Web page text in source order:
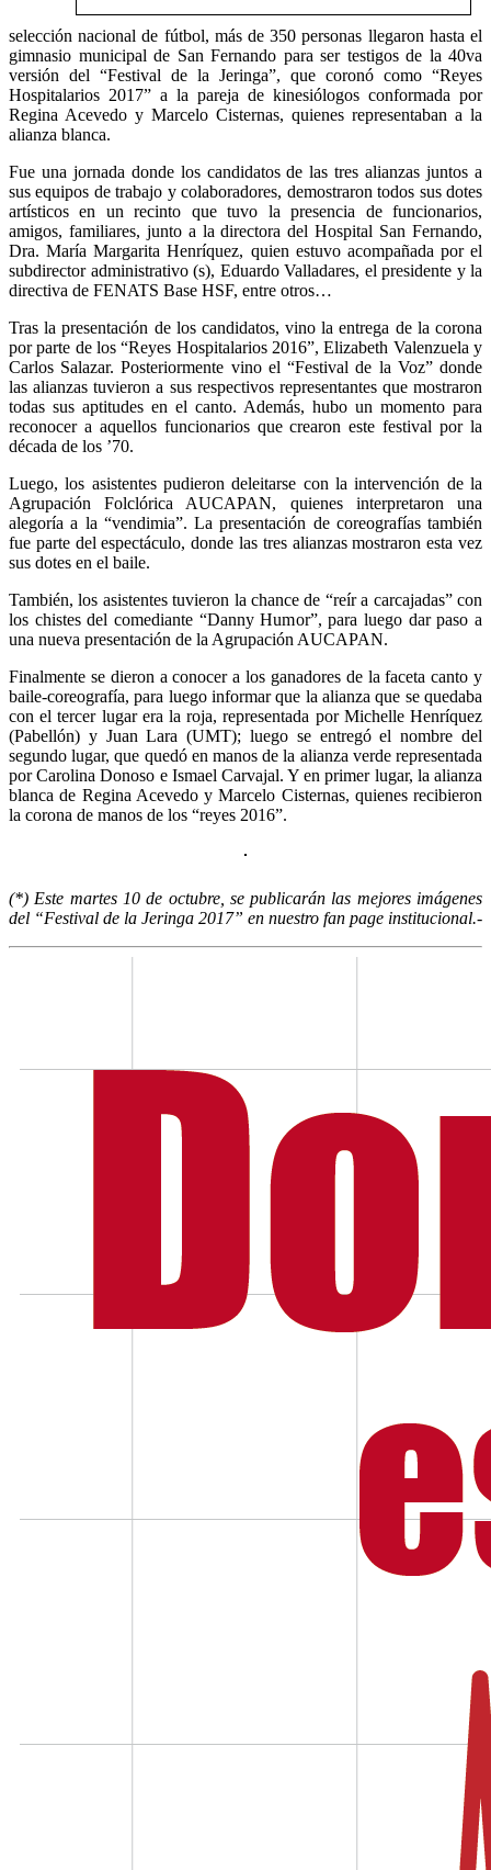
selección nacional de fútbol, más de 350 personas llegaron hasta el
gimnasio municipal de San Fernando para ser testigos de la 40va
versión del “Festival de la Jeringa”, que coronó como “Reyes
Hospitalarios 2017” a la pareja de kinesiólogos conformada por
Regina Acevedo y Marcelo Cisternas, quienes representaban a la
alianza blanca.
Fue una jornada donde los candidatos de las tres alianzas juntos a
sus equipos de trabajo y colaboradores, demostraron todos sus dotes
artísticos en un recinto que tuvo la presencia de funcionarios,
amigos, familiares, junto a la directora del Hospital San Fernando,
Dra. María Margarita Henríquez, quien estuvo acompañada por el
subdirector administrativo (s), Eduardo Valladares, el presidente y la
directiva de FENATS Base HSF, entre otros…
Tras la presentación de los candidatos, vino la entrega de la corona
por parte de los “Reyes Hospitalarios 2016”, Elizabeth Valenzuela y
Carlos Salazar. Posteriormente vino el “Festival de la Voz” donde
las alianzas tuvieron a sus respectivos representantes que mostraron
todas sus aptitudes en el canto. Además, hubo un momento para
reconocer a aquellos funcionarios que crearon este festival por la
década de los ’70.
Luego, los asistentes pudieron deleitarse con la intervención de la
Agrupación Folclórica AUCAPAN, quienes interpretaron una
alegoría a la “vendimia”. La presentación de coreografías también
fue parte del espectáculo, donde las tres alianzas mostraron esta vez
sus dotes en el baile.
También, los asistentes tuvieron la chance de “reír a carcajadas” con
los chistes del comediante “Danny Humor”, para luego dar paso a
una nueva presentación de la Agrupación AUCAPAN.
Finalmente se dieron a conocer a los ganadores de la faceta canto y
baile-coreografía, para luego informar que la alianza que se quedaba
con el tercer lugar era la roja, representada por Michelle Henríquez
(Pabellón) y Juan Lara (UMT); luego se entregó el nombre del
segundo lugar, que quedó en manos de la alianza verde representada
por Carolina Donoso e Ismael Carvajal. Y en primer lugar, la alianza
blanca de Regina Acevedo y Marcelo Cisternas, quienes recibieron
la corona de manos de los “reyes 2016”.
(*) Este martes 10 de octubre, se publicarán las mejores imágenes
del “Festival de la Jeringa 2017” en nuestro fan page institucional.-